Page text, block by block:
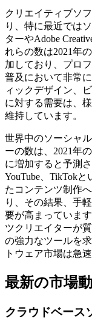
クリエイティブソ
り、特に最近では
ターやAdobe
れらの数は2021年
加しており、プロ
普及において非常
ィックデザイン、
に対する需要は、
維持しています。
世界中のソーシャ
ーの数は、2021年
に増加すると予測さ
YouTube、TikTok
たコンテンツ制作
り、その結果、手
要が高まっていま
ツクリエイターが
の強力なツールを
トウェア市場は急
最新の市場
クラウドベース